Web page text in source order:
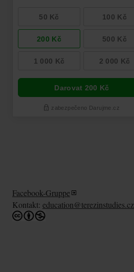
Facebook-Gruppe
Kontakt: education@terezinstudies.cz